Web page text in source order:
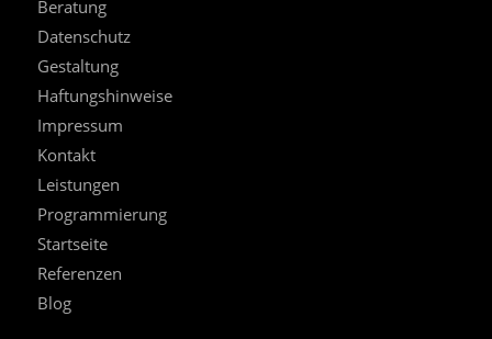
Beratung
Datenschutz
Gestaltung
Haftungshinweise
Impressum
Kontakt
Leistungen
Programmierung
Startseite
Referenzen
Blog